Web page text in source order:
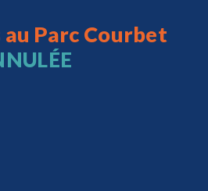
au Parc Courbet